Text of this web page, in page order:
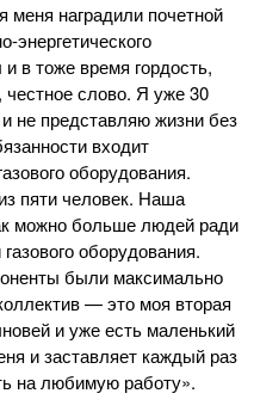
меня наградили почетной
энергетического
в тоже время гордость,
честное слово. Я уже 30
не представляю жизни без
входит
оборудования.
пяти человек. Наша
можно больше людей ради
оборудования.
были максимально
— это моя вторая
и уже есть маленький
и заставляет каждый раз
на любимую работу».